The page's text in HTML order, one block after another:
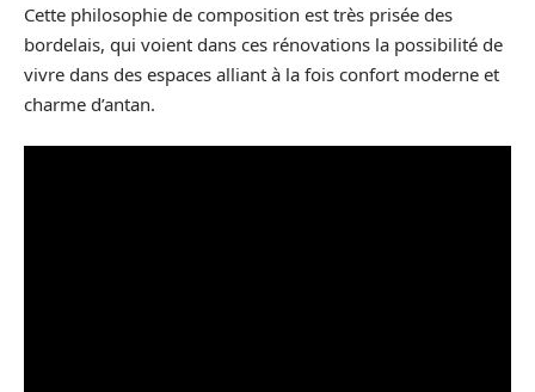
Cette philosophie de composition est très prisée des
bordelais, qui voient dans ces rénovations la possibilité de
vivre dans des espaces alliant à la fois confort moderne et
charme d’antan.